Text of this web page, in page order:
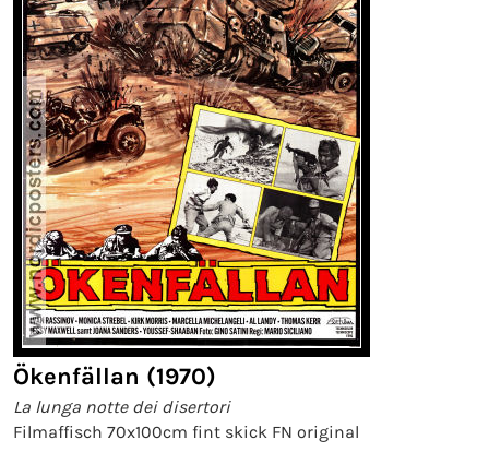
Ökenfällan (1970)
La lunga notte dei disertori
Filmaffisch 70x100cm fint skick FN original